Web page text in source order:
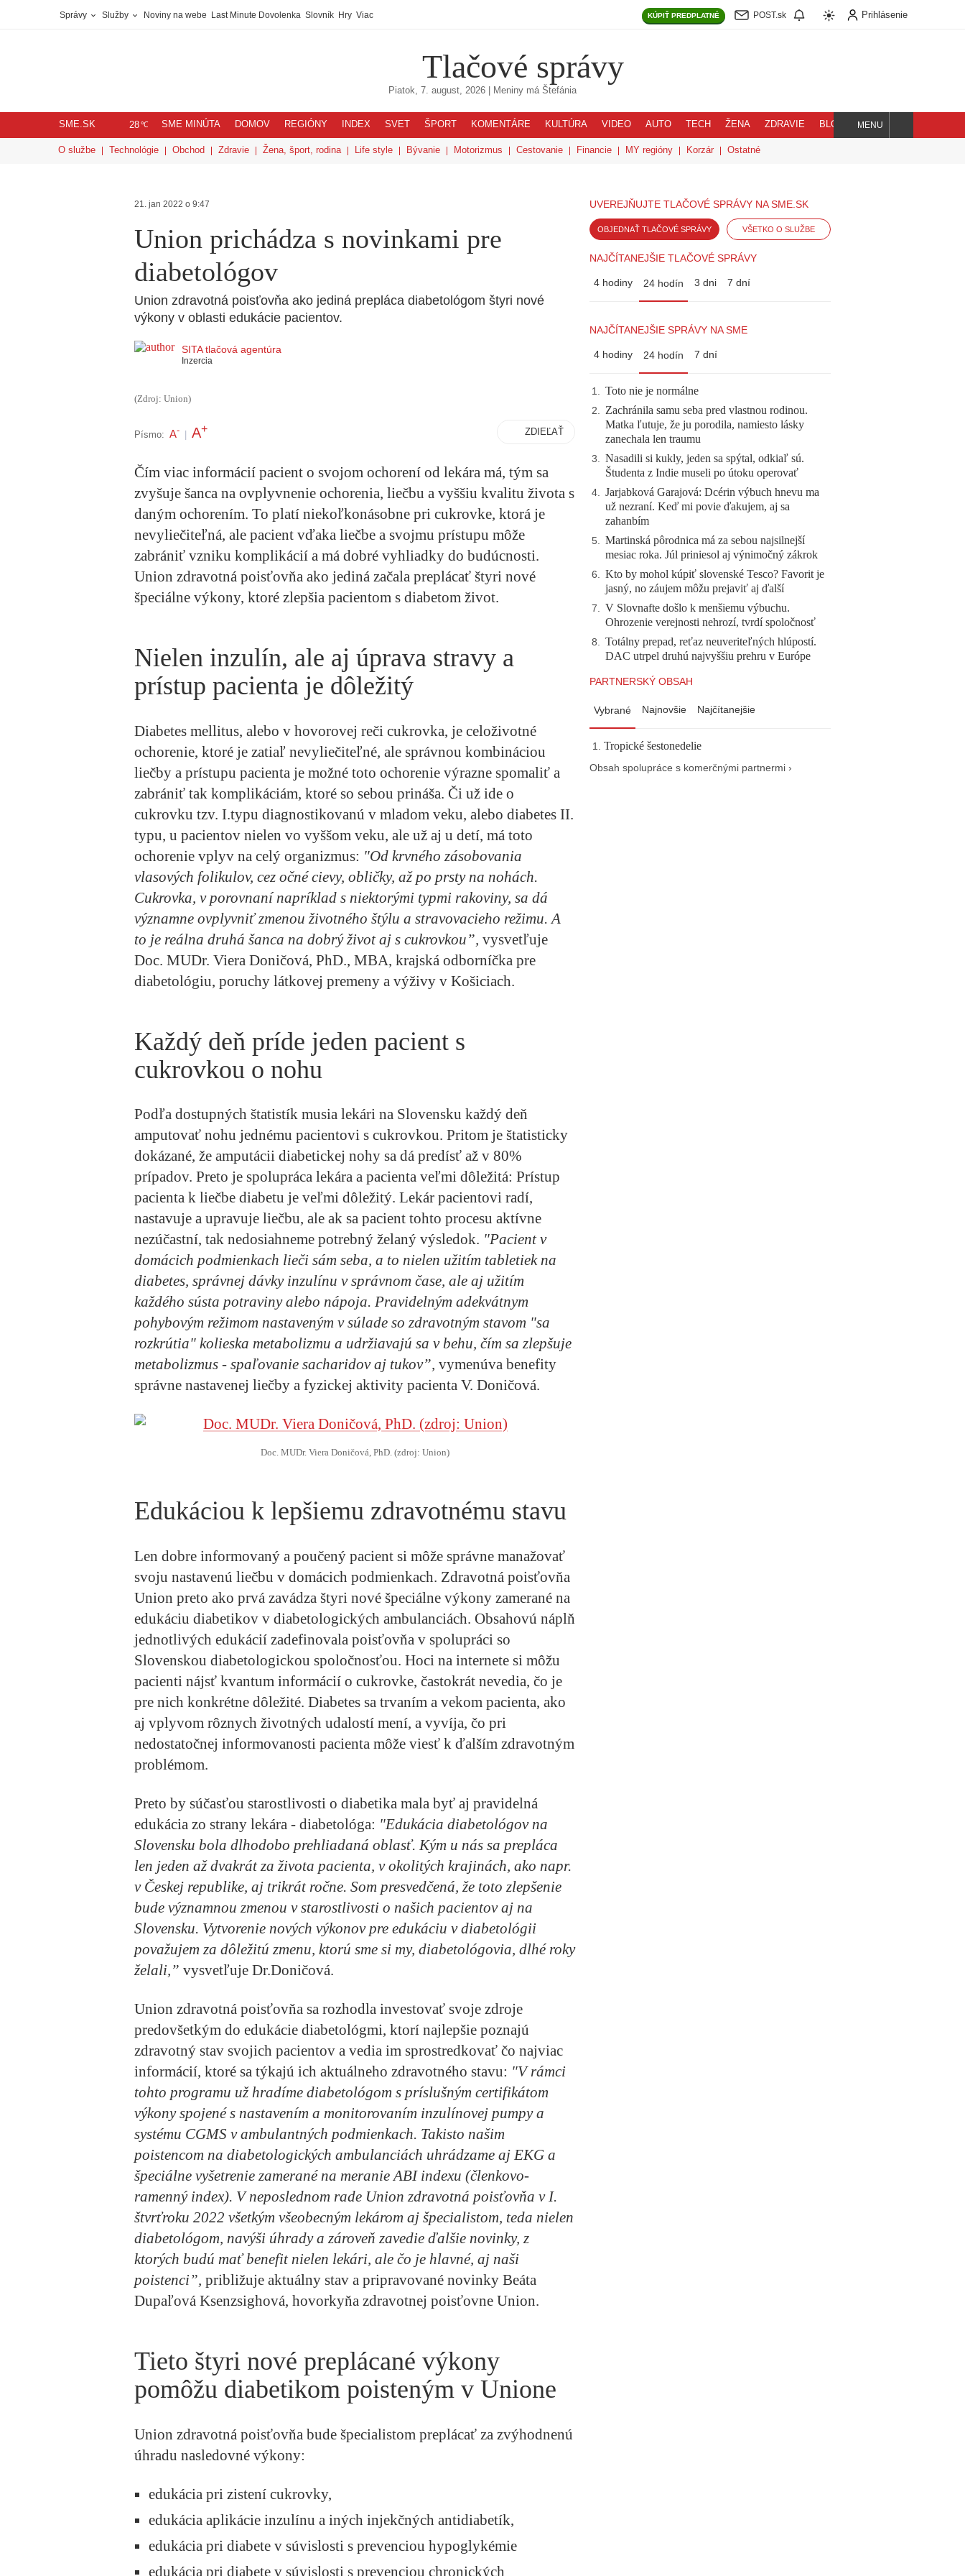
Správy Služby Noviny na webe Last Minute Dovolenka Slovník Hry Viac KÚPIŤ PREDPLATNÉ POST.sk Prihlásenie
Tlačové správy
Piatok, 7. august, 2026 | Meniny má Štefánia
SME.SK 28℃ SME MINÚTA DOMOV REGIÓNY INDEX SVET ŠPORT KOMENTÁRE KULTÚRA VIDEO AUTO TECH ŽENA ZDRAVIE BLOG
Hľadaj
MENU
O službe Technológie Obchod Zdravie Žena, šport, rodina Life style Bývanie Motorizmus Cestovanie Financie MY regióny Korzár Ostatné
21. jan 2022 o 9:47
Union prichádza s novinkami pre
diabetológov
Union zdravotná poisťovňa ako jediná prepláca diabetológom štyri nové
výkony v oblasti edukácie pacientov.
SITA tlačová agentúra
Inzercia
(Zdroj: Union)
Písmo: A- A+ ZDIEĽAŤ
Čím viac informácií pacient o svojom ochorení od lekára má, tým sa
zvyšuje šanca na ovplyvnenie ochorenia, liečbu a vyššiu kvalitu života s
daným ochorením. To platí niekoľkonásobne pri cukrovke, ktorá je
nevyliečiteľná, ale pacient vďaka liečbe a svojmu prístupu môže
zabrániť vzniku komplikácií a má dobré vyhliadky do budúcnosti.
Union zdravotná poisťovňa ako jediná začala preplácať štyri nové
špeciálne výkony, ktoré zlepšia pacientom s diabetom život.
Nielen inzulín, ale aj úprava stravy a
prístup pacienta je dôležitý
Diabetes mellitus, alebo v hovorovej reči cukrovka, je celoživotné
ochorenie, ktoré je zatiaľ nevyliečiteľné, ale správnou kombináciou
liečby a prístupu pacienta je možné toto ochorenie výrazne spomaliť a
zabrániť tak komplikáciám, ktoré so sebou prináša. Či už ide o
cukrovku tzv. I.typu diagnostikovanú v mladom veku, alebo diabetes II.
typu, u pacientov nielen vo vyššom veku, ale už aj u detí, má toto
ochorenie vplyv na celý organizmus: "Od krvného zásobovania
vlasových folikulov, cez očné cievy, obličky, až po prsty na nohách.
Cukrovka, v porovnaní napríklad s niektorými typmi rakoviny, sa dá
významne ovplyvniť zmenou životného štýlu a stravovacieho režimu. A
to je reálna druhá šanca na dobrý život aj s cukrovkou”, vysvetľuje
Doc. MUDr. Viera Doničová, PhD., MBA, krajská odborníčka pre
diabetológiu, poruchy látkovej premeny a výživy v Košiciach.
Každý deň príde jeden pacient s
cukrovkou o nohu
Podľa dostupných štatistík musia lekári na Slovensku každý deň
amputovať nohu jednému pacientovi s cukrovkou. Pritom je štatisticky
dokázané, že amputácii diabetickej nohy sa dá predísť až v 80%
prípadov. Preto je spolupráca lekára a pacienta veľmi dôležitá: Prístup
pacienta k liečbe diabetu je veľmi dôležitý. Lekár pacientovi radí,
nastavuje a upravuje liečbu, ale ak sa pacient tohto procesu aktívne
nezúčastní, tak nedosiahneme potrebný želaný výsledok. "Pacient v
domácich podmienkach lieči sám seba, a to nielen užitím tabletiek na
diabetes, správnej dávky inzulínu v správnom čase, ale aj užitím
každého sústa potraviny alebo nápoja. Pravidelným adekvátnym
pohybovým režimom nastaveným v súlade so zdravotným stavom "sa
rozkrútia" kolieska metabolizmu a udržiavajú sa v behu, čím sa zlepšuje
metabolizmus - spaľovanie sacharidov aj tukov”, vymenúva benefity
správne nastavenej liečby a fyzickej aktivity pacienta V. Doničová.
Doc. MUDr. Viera Doničová, PhD. (zdroj: Union)
Edukáciou k lepšiemu zdravotnému stavu
Len dobre informovaný a poučený pacient si môže správne manažovať
svoju nastavenú liečbu v domácich podmienkach. Zdravotná poisťovňa
Union preto ako prvá zavádza štyri nové špeciálne výkony zamerané na
edukáciu diabetikov v diabetologických ambulanciách. Obsahovú náplň
jednotlivých edukácií zadefinovala poisťovňa v spolupráci so
Slovenskou diabetologickou spoločnosťou. Hoci na internete si môžu
pacienti nájsť kvantum informácií o cukrovke, častokrát nevedia, čo je
pre nich konkrétne dôležité. Diabetes sa trvaním a vekom pacienta, ako
aj vplyvom rôznych životných udalostí mení, a vyvíja, čo pri
nedostatočnej informovanosti pacienta môže viesť k ďalším zdravotným
problémom.
Preto by súčasťou starostlivosti o diabetika mala byť aj pravidelná
edukácia zo strany lekára - diabetológa: "Edukácia diabetológov na
Slovensku bola dlhodobo prehliadaná oblasť. Kým u nás sa prepláca
len jeden až dvakrát za života pacienta, v okolitých krajinách, ako napr.
v Českej republike, aj trikrát ročne. Som presvedčená, že toto zlepšenie
bude významnou zmenou v starostlivosti o našich pacientov aj na
Slovensku. Vytvorenie nových výkonov pre edukáciu v diabetológii
považujem za dôležitú zmenu, ktorú sme si my, diabetológovia, dlhé roky
želali,” vysvetľuje Dr.Doničová.
Union zdravotná poisťovňa sa rozhodla investovať svoje zdroje
predovšetkým do edukácie diabetológmi, ktorí najlepšie poznajú
zdravotný stav svojich pacientov a vedia im sprostredkovať čo najviac
informácií, ktoré sa týkajú ich aktuálneho zdravotného stavu: "V rámci
tohto programu už hradíme diabetológom s príslušným certifikátom
výkony spojené s nastavením a monitorovaním inzulínovej pumpy a
systému CGMS v ambulantných podmienkach. Takisto našim
poistencom na diabetologických ambulanciách uhrádzame aj EKG a
špeciálne vyšetrenie zamerané na meranie ABI indexu (členkovo-
ramenný index). V neposlednom rade Union zdravotná poisťovňa v I.
štvrťroku 2022 všetkým všeobecným lekárom aj špecialistom, teda nielen
diabetológom, navýši úhrady a zároveň zavedie ďalšie novinky, z
ktorých budú mať benefit nielen lekári, ale čo je hlavné, aj naši
poistenci”, približuje aktuálny stav a pripravované novinky Beáta
Dupaľová Ksenzsighová, hovorkyňa zdravotnej poisťovne Union.
Tieto štyri nové preplácané výkony
pomôžu diabetikom poisteným v Unione
Union zdravotná poisťovňa bude špecialistom preplácať za zvýhodnenú
úhradu nasledovné výkony:
edukácia pri zistení cukrovky,
edukácia aplikácie inzulínu a iných injekčných antidiabetík,
edukácia pri diabete v súvislosti s prevenciou hypoglykémie
edukácia pri diabete v súvislosti s prevenciou chronických
UVEREJŇUJTE TLAČOVÉ SPRÁVY NA SME.SK
OBJEDNAŤ TLAČOVÉ SPRÁVY VŠETKO O SLUŽBE
NAJČÍTANEJŠIE TLAČOVÉ SPRÁVY
4 hodiny 24 hodín 3 dni 7 dní
NAJČÍTANEJŠIE SPRÁVY NA SME
4 hodiny 24 hodín 7 dní
1. Toto nie je normálne
2. Zachránila samu seba pred vlastnou rodinou.
Matka ľutuje, že ju porodila, namiesto lásky
zanechala len traumu
3. Nasadili si kukly, jeden sa spýtal, odkiaľ sú.
Študenta z Indie museli po útoku operovať
4. Jarjabková Garajová: Dcérin výbuch hnevu ma
už nezraní. Keď mi povie ďakujem, aj sa
zahanbím
5. Martinská pôrodnica má za sebou najsilnejší
mesiac roka. Júl priniesol aj výnimočný zákrok
6. Kto by mohol kúpiť slovenské Tesco? Favorit je
jasný, no záujem môžu prejaviť aj ďalší
7. V Slovnafte došlo k menšiemu výbuchu.
Ohrozenie verejnosti nehrozí, tvrdí spoločnosť
8. Totálny prepad, reťaz neuveriteľných hlúpostí.
DAC utrpel druhú najvyššiu prehru v Európe
PARTNERSKÝ OBSAH
Vybrané Najnovšie Najčítanejšie
Tropické šestonedelie
Obsah spolupráce s komerčnými partnermi ›